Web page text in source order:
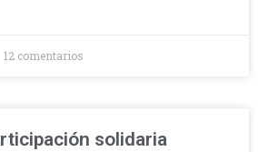
12 comentarios
solidaria